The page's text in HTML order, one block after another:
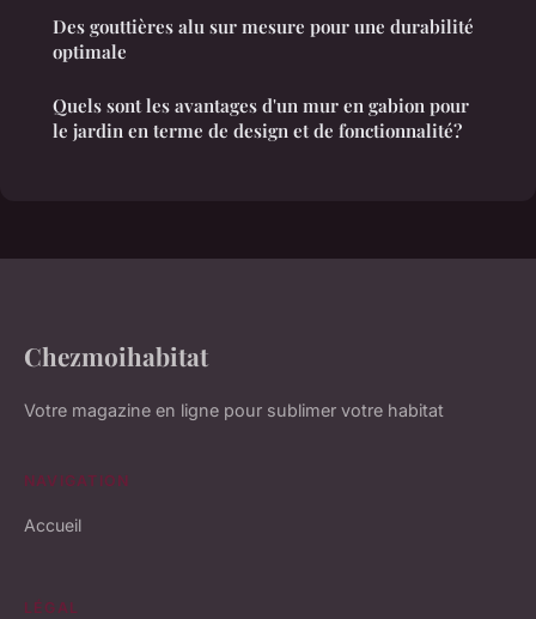
Des gouttières alu sur mesure pour une durabilité
optimale
Quels sont les avantages d'un mur en gabion pour
le jardin en terme de design et de fonctionnalité?
Chezmoihabitat
Votre magazine en ligne pour sublimer votre habitat
NAVIGATION
Accueil
LÉGAL